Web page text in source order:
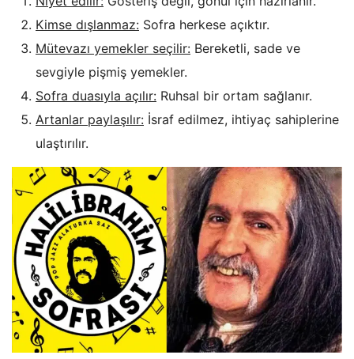
Kimse dışlanmaz: Sofra herkese açıktır.
Mütevazı yemekler seçilir: Bereketli, sade ve
sevgiyle pişmiş yemekler.
Sofra duasıyla açılır: Ruhsal bir ortam sağlanır.
Artanlar paylaşılır: İsraf edilmez, ihtiyaç sahiplerine
ulaştırılır.